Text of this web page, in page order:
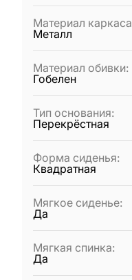
Материал каркаса
Металл
Материал обивки:
Гобелен
Тип основания:
Перекрёстная
Форма сиденья:
Квадратная
Мягкое сиденье:
Да
Мягкая спинка:
Да